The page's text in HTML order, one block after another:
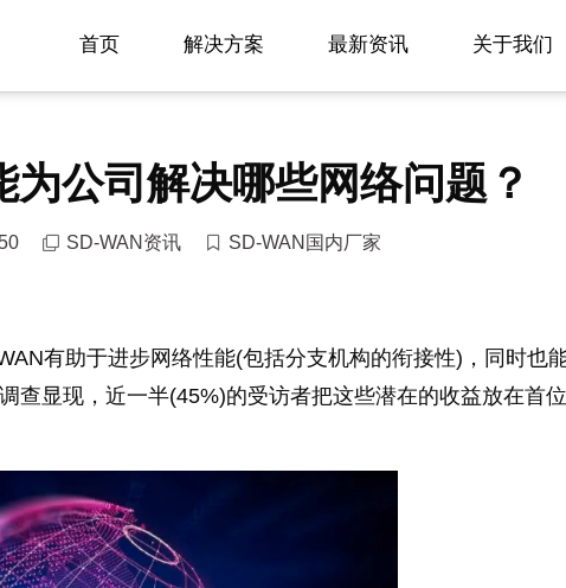
首页 解决方案 最新资讯 关于我们
公司解决哪些网络问题？
SD-WAN资讯 SD-WAN国内厂家
有助于进步网络性能(包括分支机构的衔接性)，同时也
查显现，近一半(45%)的受访者把这些潜在的收益放在首